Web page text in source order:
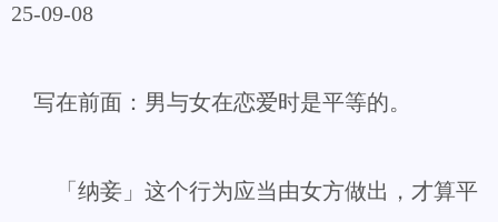
25-09-08
写在前面：男与女在恋爱时是平等的。
「纳妾」这个行为应当由女方做出，才算平